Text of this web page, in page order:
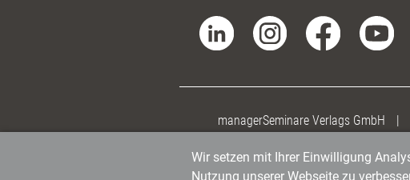
managerSeminare Verlags GmbH |
Wir setzen mit Ihrer Einwilligung
Nutzung unserer Webseite zu